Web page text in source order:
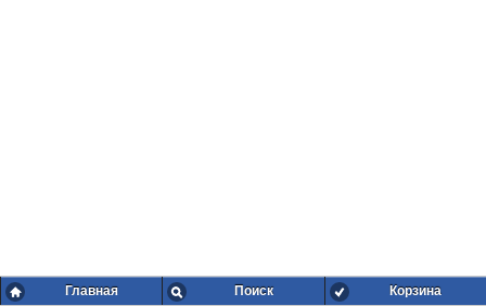
Главная Поиск Корзина